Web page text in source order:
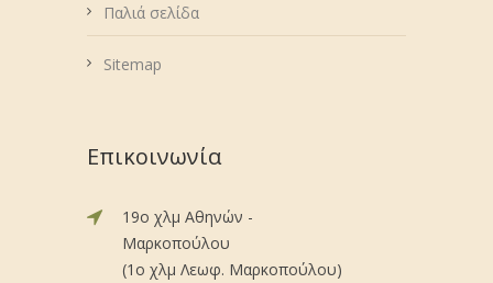
Παλιά σελίδα
Sitemap
Επικοινωνία
19ο χλμ Αθηνών -
Μαρκοπούλου
(1ο χλμ Λεωφ. Μαρκοπούλου)